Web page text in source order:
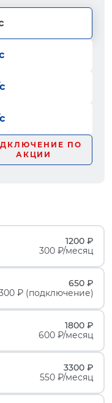
ПО
АКЦИИ
1200 ₽
300 ₽/месяц
650 ₽
₽ (подключение)
1800 ₽
600 ₽/месяц
3300 ₽
550 ₽/месяц